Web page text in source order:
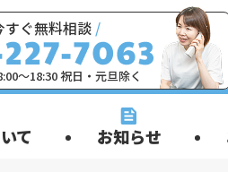
て お知らせ
すぐ無料相談 /
〜18:30 祝日・元旦除く